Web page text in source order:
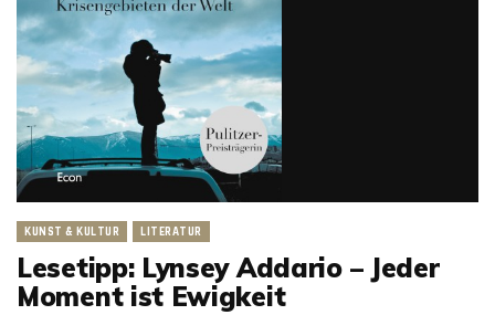
KUNST & KULTUR LITERATUR
Lesetipp: Lynsey Addario – Jeder
Moment ist Ewigkeit